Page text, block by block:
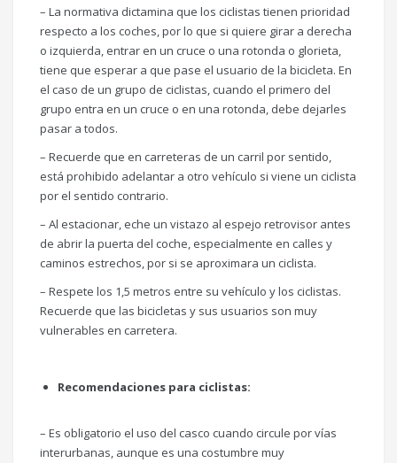
– La normativa dictamina que los ciclistas tienen prioridad
respecto a los coches, por lo que si quiere girar a derecha
o izquierda, entrar en un cruce o una rotonda o glorieta,
tiene que esperar a que pase el usuario de la bicicleta. En
el caso de un grupo de ciclistas, cuando el primero del
grupo entra en un cruce o en una rotonda, debe dejarles
pasar a todos.
– Recuerde que en carreteras de un carril por sentido,
está prohibido adelantar a otro vehículo si viene un ciclista
por el sentido contrario.
– Al estacionar, eche un vistazo al espejo retrovisor antes
de abrir la puerta del coche, especialmente en calles y
caminos estrechos, por si se aproximara un ciclista.
– Respete los 1,5 metros entre su vehículo y los ciclistas.
Recuerde que las bicicletas y sus usuarios son muy
vulnerables en carretera.
Recomendaciones para ciclistas:
– Es obligatorio el uso del casco cuando circule por vías
interurbanas, aunque es una costumbre muy